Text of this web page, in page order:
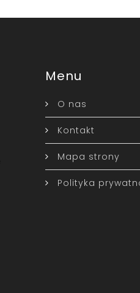
Menu
O nas
Kontakt
Mapa strony
Polityka